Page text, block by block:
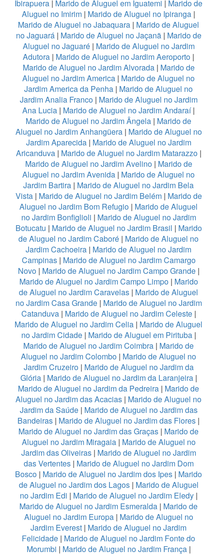
Ibirapuera | Marido de Aluguel em Iguatemi | Marido de
Aluguel no Imirim | Marido de Aluguel no Ipiranga |
Marido de Aluguel no Jabaquara | Marido de Aluguel
no Jaguará| Marido de Aluguel no Jaçanã| Marido de
Aluguel no Jaguaré| Marido de Aluguel no Jardim
Adutora | Marido de Aluguel no Jardim Aeroporto |
Marido de Aluguel no Jardim Alvorada| Marido de
Aluguel no Jardim America | Marido de Aluguel no
Jardim America da Penha | Marido de Aluguel no
Jardim Analia Franco| Marido de Aluguel no Jardim
Ana Lucia | Marido de Aluguel no Jardim Andaraí|
Marido de Aluguel no Jardim Ângela | Marido de
Aluguel no Jardim Anhangüera| Marido de Aluguel no
Jardim Aparecida| Marido de Aluguel no Jardim
Aricanduva| Marido de Aluguel no Jardim Matarazzo|
Marido de Aluguel no Jardim Avelino| Marido de
Aluguel no Jardim Avenida | Marido de Aluguel no
Jardim Bartira | Marido de Aluguel no Jardim Bela
Vista| Marido de Aluguel no Jardim Belém| Marido de
Aluguel no Jardim Bom Refugio | Marido de Aluguel
no Jardim Bonfiglioli | Marido de Aluguel no Jardim
Botucatu | Marido de Aluguel no Jardim Brasil | Marido
de Aluguel no Jardim Caboré | Marido de Aluguel no
Jardim Cachoeira | Marido de Aluguel no Jardim
Campinas| Marido de Aluguel no Jardim Camargo
Novo| Marido de Aluguel no Jardim Campo Grande|
Marido de Aluguel no Jardim Campo Limpo| Marido
de Aluguel no Jardim Caravelas | Marido de Aluguel
no Jardim Casa Grande| Marido de Aluguel no Jardim
Catanduva| Marido de Aluguel no Jardim Celeste|
Marido de Aluguel no Jardim Celia | Marido de Aluguel
no Jardim Cidade| Marido de Aluguel em Pirituba|
Marido de Aluguel no Jardim Coimbra | Marido de
Aluguel no Jardim Colombo | Marido de Aluguel no
Jardim Cruzeiro| Marido de Aluguel no Jardim da
Glória| Marido de Aluguel no Jardim da Laranjeira|
Marido de Aluguel no Jardim da Pedreira | Marido de
Aluguel no Jardim das Acacias | Marido de Aluguel no
Jardim da Saúde| Marido de Aluguel no Jardim das
Bandeiras | Marido de Aluguel no Jardim das Flores |
Marido de Aluguel no Jardim das Graças | Marido de
Aluguel no Jardim Miragaia| Marido de Aluguel no
Jardim das Oliveiras| Marido de Aluguel no Jardim
das Vertentes| Marido de Aluguel no Jardim Dom
Bosco | Marido de Aluguel no Jardim dos Ipes | Marido
de Aluguel no Jardim dos Lagos| Marido de Aluguel
no Jardim Edi | Marido de Aluguel no Jardim Eledy|
Marido de Aluguel no Jardim Esmeralda | Marido de
Aluguel no Jardim Europa| Marido de Aluguel no
Jardim Everest | Marido de Aluguel no Jardim
Felicidade | Marido de Aluguel no Jardim Fonte do
Morumbi | Marido de Aluguel no Jardim França|